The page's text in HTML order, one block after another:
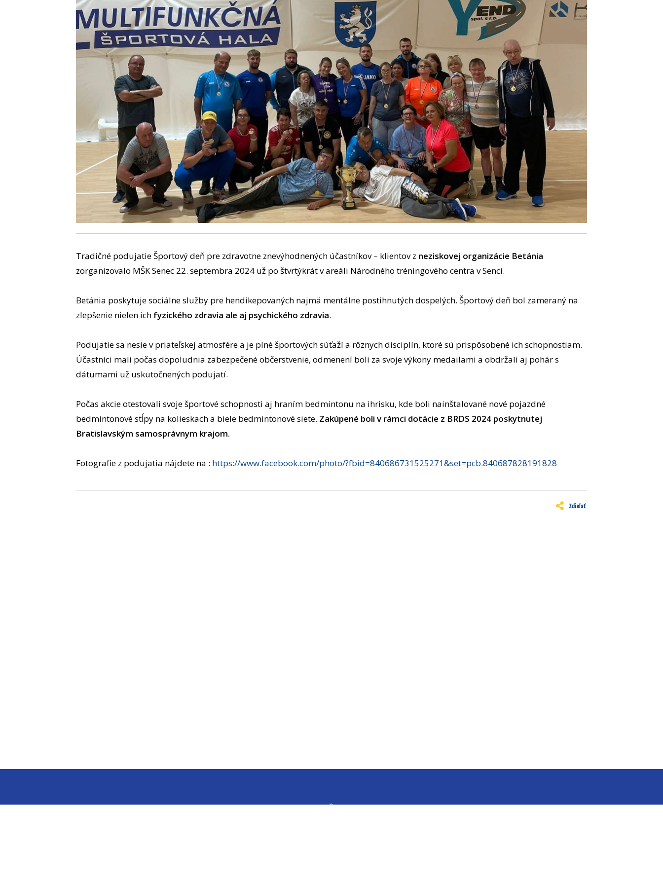
U9 – Prípravka
Tradičné podujatie Športový deň pre zdravotne znevýhodnených účastníkov – klientov z neziskovej organizácie Betánia
zorganizovalo MŠK Senec 22. septembra 2024 už po štvrtýkrát v areáli Národného tréningového centra v Senci.
Betánia poskytuje sociálne služby pre hendikepovaných najmä mentálne postihnutých dospelých. Športový deň bol zameraný na
zlepšenie nielen ichfyzického zdravia ale aj psychického zdravia.
Podujatie sa nesie v priateľskej atmosfére a je plné športových súťaží a rôznych disciplín, ktoré sú prispôsobené ich schopnostiam.
Účastníci mali počas dopoludnia zabezpečené občerstvenie, odmenení boli za svoje výkony medailami a obdržali aj pohár s
dátumami už uskutočnených podujatí.
Počas akcie otestovali svoje športové schopnosti aj hraním bedmintonu na ihrisku, kde boli nainštalované nové pojazdné
bedmintonové stĺpy na kolieskach a biele bedmintonové siete. Zakúpené boli v rámci dotácie z BRDS 2024 poskytnutej
Bratislavským samosprávnym krajom.
Fotografie z podujatia nájdete na : https://www.facebook.com/photo/?fbid=840686731525271&set=pcb.840687828191828
Zdieľať